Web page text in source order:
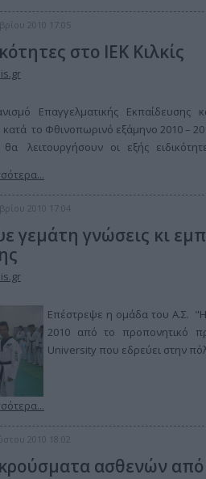
2010 17:05
στο ΙΕΚ Κιλκίς
Επαγγελματικής Εκπαίδευσης
κατά το Φθινοπωρινό εξάμηνο 2010
θα λειτουργήσουν οι εξής
2010 17:04
γεμάτη γνώσεις κι
Επέστρεψε η ομάδα του Α.Σ. "Η
2010 από το προπονητικό
University που εδρεύει στην
2010 18:02
ασθενών από